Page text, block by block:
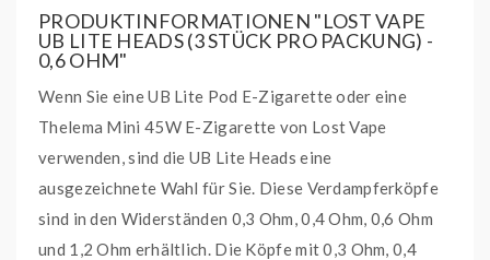
PRODUKTINFORMATIONEN "LOST VAPE
UB LITE HEADS (3 STÜCK PRO PACKUNG) -
0,6 OHM"
Wenn Sie eine UB Lite Pod E-Zigarette oder eine
Thelema Mini 45W E-Zigarette von Lost Vape
verwenden, sind die UB Lite Heads eine
ausgezeichnete Wahl für Sie. Diese Verdampferköpfe
sind in den Widerständen 0,3 Ohm, 0,4 Ohm, 0,6 Ohm
und 1,2 Ohm erhältlich. Die Köpfe mit 0,3 Ohm, 0,4